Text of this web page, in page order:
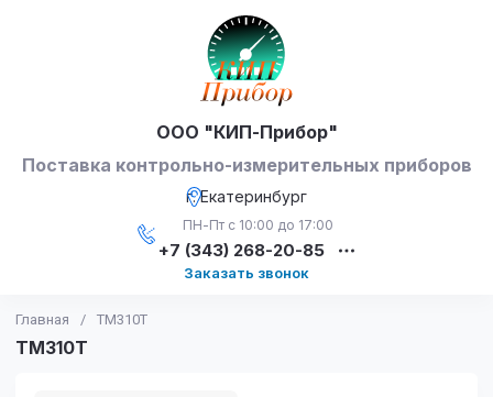
ООО "КИП-Прибор"
Поставка контрольно-измерительных приборов
г. Екатеринбург
ПН-Пт с 10:00 до 17:00
+7 (343) 268-20-85
Заказать звонок
Главная / ТМ310Т
ТМ310Т